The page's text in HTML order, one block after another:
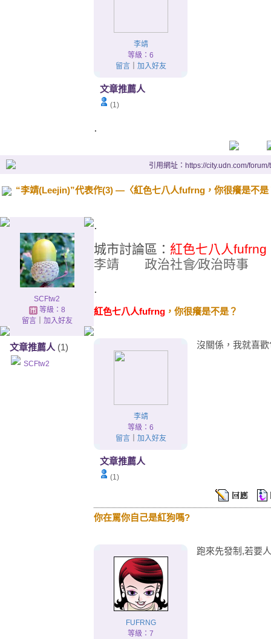
李靖
等級：6
留言｜ 加入好友
文章推薦人
(1)
.
引用網址：https://city.udn.com/
“李靖(Leejin)”代表作(3) —〈紅色七八人fufrng，你很癢是不是
SCFtw2
等級：8
留言｜ 加入好友
文章推薦人 (1)
SCFtw2
.
城市討論區： 紅色七八人fufrng
李靖 政治社會∕政治時
.
紅色七八人fufrng ，你很癢是不是？
李靖
等級：6
留言｜ 加入好友
文章推薦人
(1)
沒關係，我就喜
你在罵你自己是紅狗嗎?
FUFRNG
等級：7
跑來先發制,若要